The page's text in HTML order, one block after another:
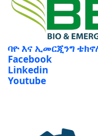
ባዮ እና ኢመርጂንግ
Facebook
Linkedin
Youtube